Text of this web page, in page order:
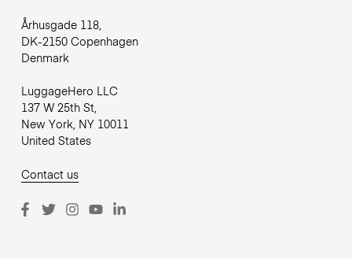
Århusgade 118,
DK-2150 Copenhagen
Denmark
LuggageHero LLC
137 W 25th St,
New York, NY 10011
United States
Contact us